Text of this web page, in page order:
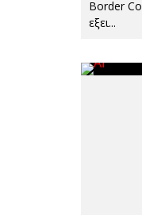
Border
εξει...